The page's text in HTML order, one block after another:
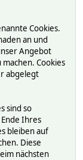
Cookies.
an und
Angebot
Cookies
abgelegt
sind so
Ihres
bleiben auf
Diese
nächsten